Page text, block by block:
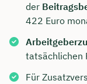
der
422 Euro
tatsächlichen
Für